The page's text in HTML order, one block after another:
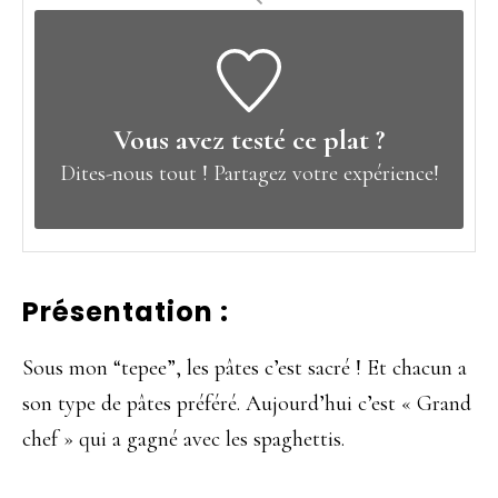
Vous avez testé ce plat ?
Dites-nous tout ! Partagez votre expérience!
Présentation :
Sous mon “tepee”, les pâtes c’est sacré ! Et chacun a
son type de pâtes préféré. Aujourd’hui c’est « Grand
chef » qui a gagné avec les spaghettis.